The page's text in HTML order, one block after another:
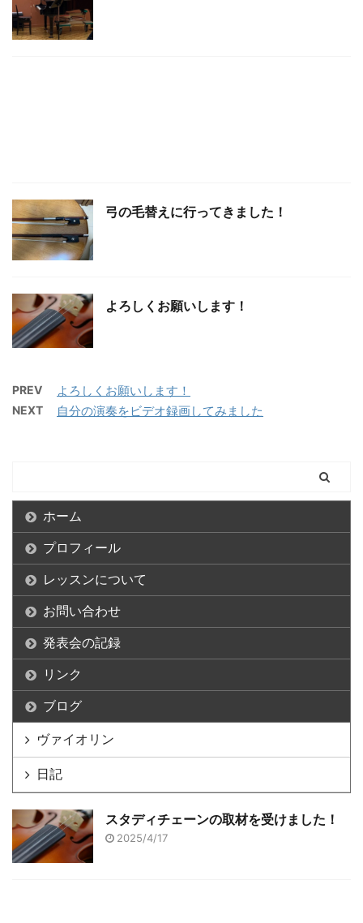
弓の毛替えに行ってきました！
よろしくお願いします！
PREV よろしくお願いします！
NEXT 自分の演奏をビデオ録画してみました
ホーム
プロフィール
レッスンについて
お問い合わせ
発表会の記録
リンク
ブログ
ヴァイオリン
日記
スタディチェーンの取材を受けました！
2025/4/17